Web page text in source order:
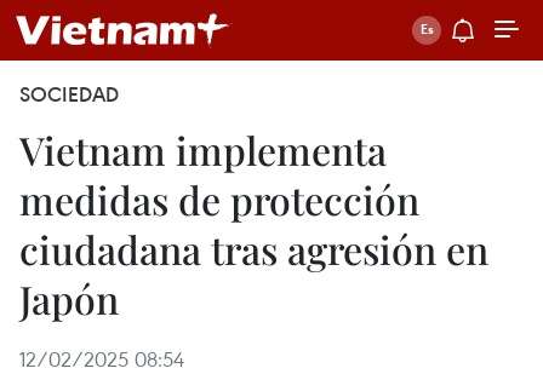
SOCIEDAD
Vietnam implementa
medidas de protección
ciudadana tras agresión en
Japón
12/02/2025 08:54